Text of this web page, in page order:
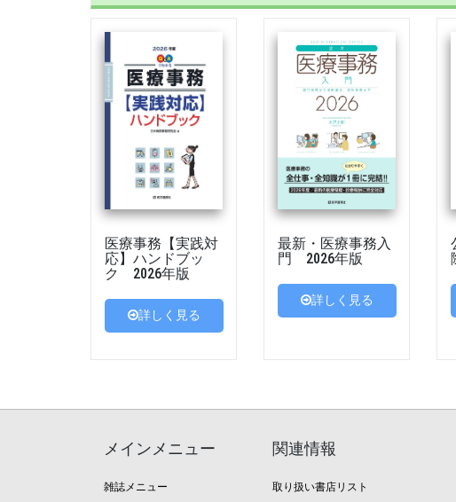
医療事務【実践対
応】ハンドブッ
ク 2026年版
詳しく見る
最新・医療事務入
門 2026年版
詳しく見る
メインメニュー
雑誌メニュー
関連情報
取り扱い書店リスト